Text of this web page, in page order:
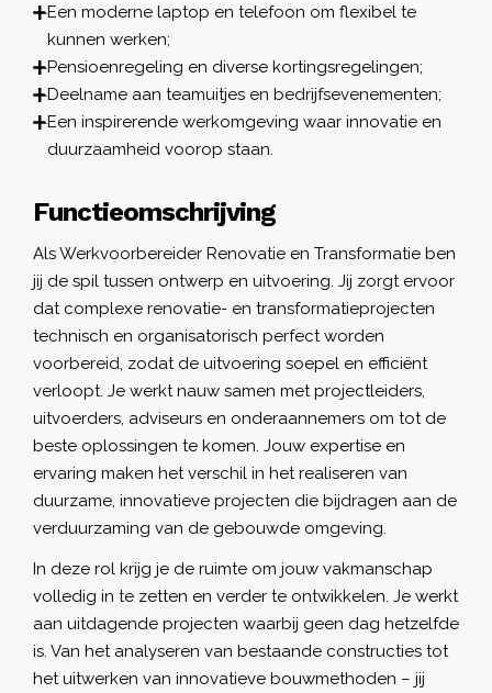
Een moderne laptop en telefoon om flexibel te
kunnen werken;
Pensioenregeling en diverse kortingsregelingen;
Deelname aan teamuitjes en bedrijfsevenementen;
Een inspirerende werkomgeving waar innovatie en
duurzaamheid voorop staan.
Functieomschrijving
Als Werkvoorbereider Renovatie en Transformatie ben
jij de spil tussen ontwerp en uitvoering. Jij zorgt ervoor
dat complexe renovatie- en transformatieprojecten
technisch en organisatorisch perfect worden
voorbereid, zodat de uitvoering soepel en efficiënt
verloopt. Je werkt nauw samen met projectleiders,
uitvoerders, adviseurs en onderaannemers om tot de
beste oplossingen te komen. Jouw expertise en
ervaring maken het verschil in het realiseren van
duurzame, innovatieve projecten die bijdragen aan de
verduurzaming van de gebouwde omgeving.
In deze rol krijg je de ruimte om jouw vakmanschap
volledig in te zetten en verder te ontwikkelen. Je werkt
aan uitdagende projecten waarbij geen dag hetzelfde
is. Van het analyseren van bestaande constructies tot
het uitwerken van innovatieve bouwmethoden – jij